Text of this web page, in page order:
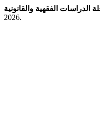
2026.